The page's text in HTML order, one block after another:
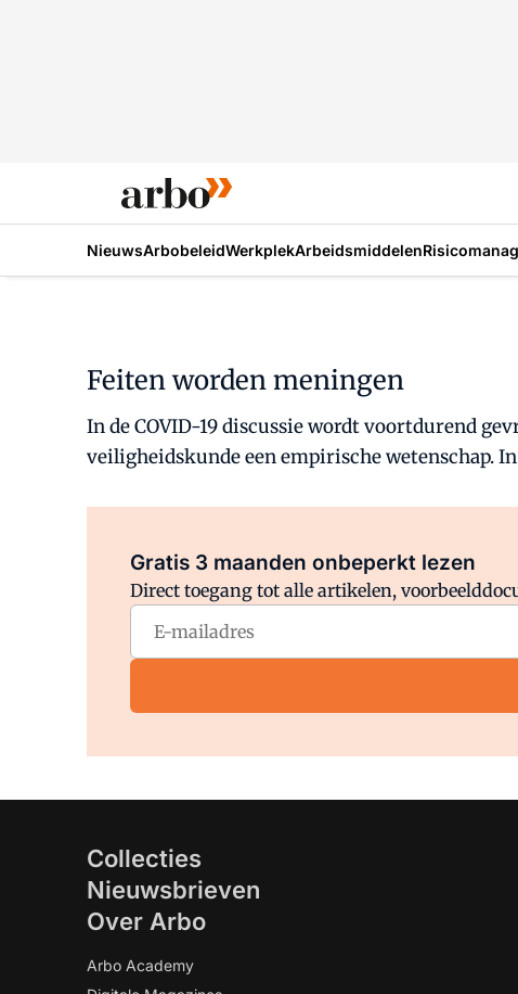
NieuwsArbobeleidWerkplekArbeidsmiddelen
Feiten worden meningen
In de COVID-19 discussie wordt voortdurend
veiligheidskunde een empirische wetenschap.
Gratis 3 maanden onbeperkt lezen
Direct toegang tot alle artikelen,
Collecties
Nieuwsbrieven
Over Arbo
Arbo Academy